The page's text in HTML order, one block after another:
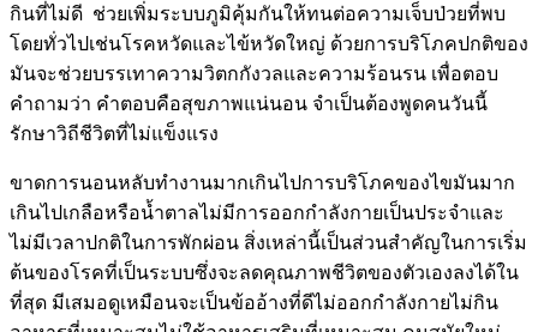
กินที่ไม่ดี ช่วยเพิ่มระบบภูมิคุ้มกันให้ทนต่อความเจ็บป่วยที่พบ
โดยทั่วไปเช่นโรคหวัดและไข้หวัดใหญ่ ด้วยการบริโภคปกติของ
มันจะช่วยบรรเทาความวิตกกังวลและความร้อนรน เพื่อตอบ
คำถามว่า คำตอบคือสุขภาพแน่นอน จำเป็นต้องพูดคนวันนี้
รักษาวิถีชีวิตที่ไม่แข็งแรง
ขาดการนอนหลับทำงานมากเกินไปการบริโภคของไขมันมาก
เกินไปเกลือหรือน้ำตาลไม่มีการออกกำลังกายเป็นประจำและ
ไม่มีเวลาปกติในการพักผ่อน สิ่งเหล่านี้เป็นส่วนสำคัญในการเริ่ม
ต้นของโรคที่เป็นระบบซึ่งจะลดคุณภาพชีวิตของตัวเองลงได้ใน
ที่สุด มีเสมอดูเหมือนจะเป็นข้ออ้างที่ดีไม่ออกกำลังกายไม่กิน